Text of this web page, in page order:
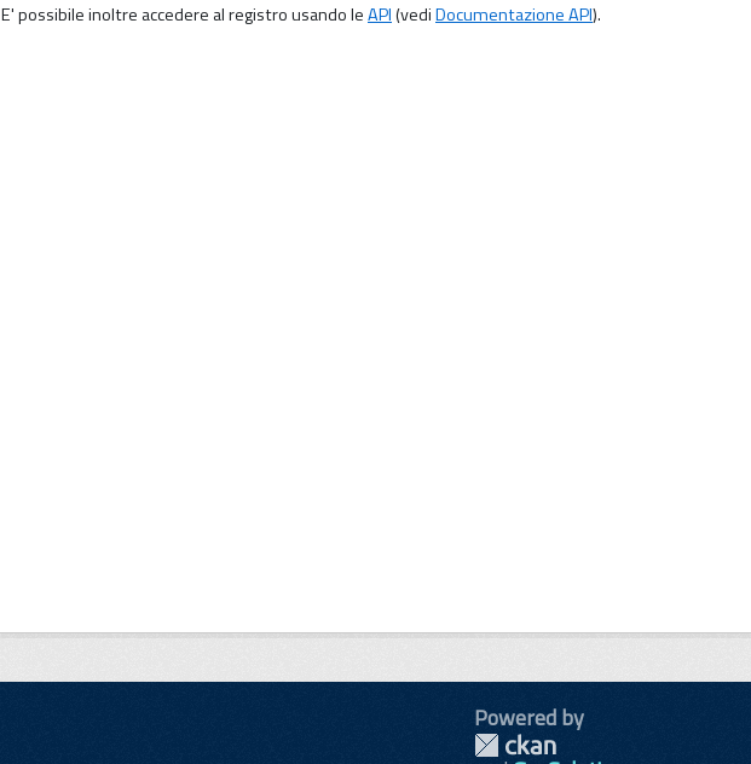
E' possibile inoltre accedere al registro usando leAPI(vediDocumentazione API).
Powered by